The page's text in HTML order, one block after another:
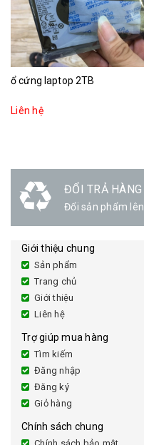
ổ cứng laptop 2TB
Liên hệ
ĐỔI TRẢ HÀNG
Đổi sản phẩm
Giới thiệu chung
Sản phẩm
Trang chủ
Giới thiệu
Liên hệ
Trợ giúp mua hàng
Tìm kiếm
Đăng nhập
Đăng ký
Giỏ hàng
Chính sách chung